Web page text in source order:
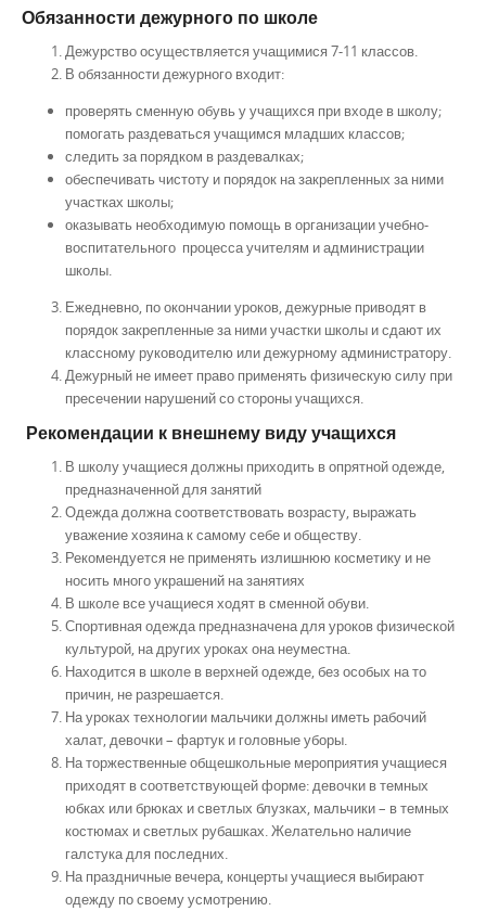
Обязанности дежурного по школе
Дежурство осуществляется учащимися 7-11 классов.
В обязанности дежурного входит:
проверять сменную обувь у учащихся при входе в школу;
помогать раздеваться учащимся младших классов;
следить за порядком в раздевалках;
обеспечивать чистоту и порядок на закрепленных за ними
участках школы;
оказывать необходимую помощь в организации учебно-
воспитательного процесса учителям и администрации
школы.
Ежедневно, по окончании уроков, дежурные приводят в
порядок закрепленные за ними участки школы и сдают их
классному руководителю или дежурному администратору.
Дежурный не имеет право применять физическую силу при
пресечении нарушений со стороны учащихся.
Рекомендации к внешнему виду учащихся
В школу учащиеся должны приходить в опрятной одежде,
предназначенной для занятий
Одежда должна соответствовать возрасту, выражать
уважение хозяина к самому себе и обществу.
Рекомендуется не применять излишнюю косметику и не
носить много украшений на занятиях
В школе все учащиеся ходят в сменной обуви.
Спортивная одежда предназначена для уроков физической
культурой, на других уроках она неуместна.
Находится в школе в верхней одежде, без особых на то
причин, не разрешается.
На уроках технологии мальчики должны иметь рабочий
халат, девочки – фартук и головные уборы.
На торжественные общешкольные мероприятия учащиеся
приходят в соответствующей форме: девочки в темных
юбках или брюках и светлых блузках, мальчики – в темных
костюмах и светлых рубашках. Желательно наличие
галстука для последних.
На праздничные вечера, концерты учащиеся выбирают
одежду по своему усмотрению.